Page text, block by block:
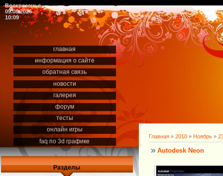
Воскресенье
09.08.2026
10:09
главная
информация о сайте
обратная связь
новости
галерея
форум
тесты
онлайн игры
faq по 3d графике
Разделы
Главная » 2010 » Ноябрь »
Autodesk Neon